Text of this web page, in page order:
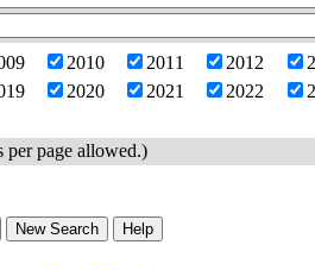
2010 2011 2012
2020 2021 2022
per page allowed.)